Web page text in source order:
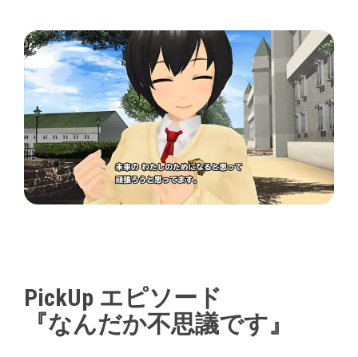
PickUp エピソード
『なんだか不思議です』